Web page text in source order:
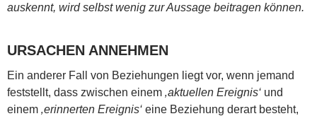
auskennt, wird selbst wenig zur Aussage beitragen können.
URSACHEN ANNEHMEN
Ein anderer Fall von Beziehungen liegt vor, wenn jemand
feststellt, dass zwischen einem ‚aktuellen Ereignis‘ und
einem ‚erinnerten Ereignis‘ eine Beziehung derart besteht,